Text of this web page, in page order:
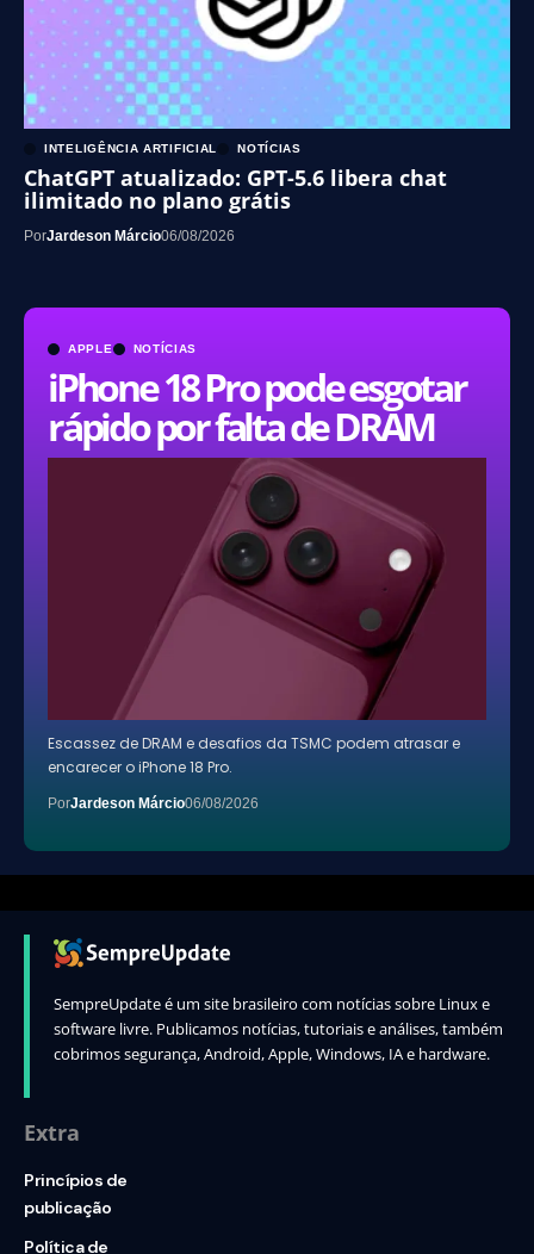
APPLE NOTÍCIAS
iPhone 18 Pro pode esgotar
rápido por falta de DRAM
Escassez de DRAM e desafios da TSMC podem atrasar e
encarecer o iPhone 18 Pro.
PorJardeson Márcio06/08/2026
INTELIGÊNCIA ARTIFICIAL NOTÍCIAS
ChatGPT atualizado: GPT-5.6 libera chat
ilimitado no plano grátis
PorJardeson Márcio06/08/2026
SempreUpdate é um site brasileiro com notícias sobre Linux e
software livre. Publicamos notícias, tutoriais e análises, também
cobrimos segurança, Android, Apple, Windows, IA e hardware.
Extra
Princípios de
publicação
Política de